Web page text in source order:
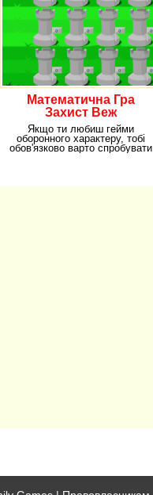
Математична Гра
Захист Веж
Якщо ти любиш гейми
оборонного характеру, тобі
обов'язково варто спробувати